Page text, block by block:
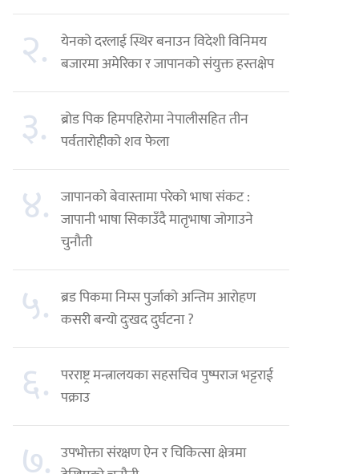
२.
येनको दरलाई स्थिर बनाउन विदेशी विनिमय
बजारमा अमेरिका र जापानको संयुक्त हस्तक्षेप
३.
ब्रोड पिक हिमपहिरोमा नेपालीसहित तीन
पर्वतारोहीको शव फेला
४. जापानको बेवास्तामा परेको भाषा संकट :
जापानी भाषा सिकाउँदै मातृभाषा जोगाउने
चुनौती
५. ब्रड पिकमा निम्स पुर्जाको अन्तिम आरोहण
कसरी बन्यो दुःखद दुर्घटना ?
६. परराष्ट्र मन्त्रालयका सहसचिव पुष्पराज भट्टराई
पक्राउ
उपभोक्ता संरक्षण ऐन र चिकित्सा क्षेत्रमा